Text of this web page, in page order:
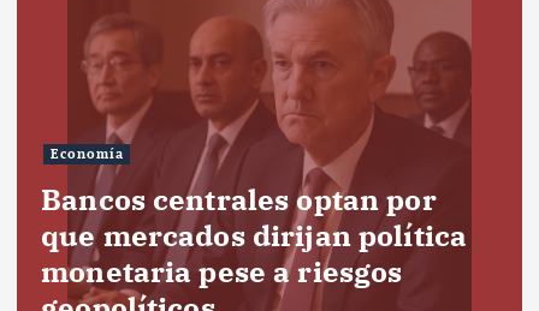
Economía
Bancos centrales optan por
que mercados dirijan política
monetaria pese a riesgos